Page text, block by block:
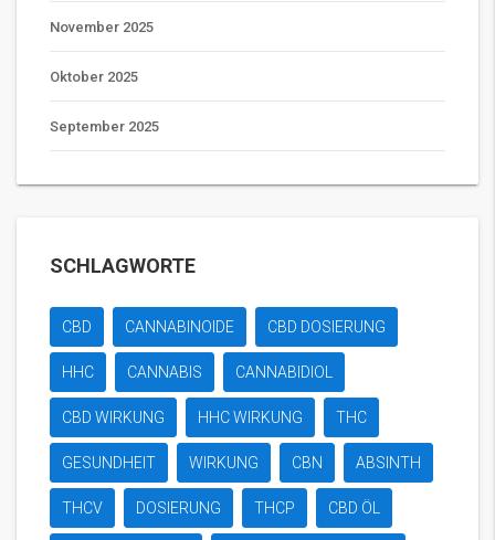
November 2025
Oktober 2025
September 2025
SCHLAGWORTE
CBD CANNABINOIDE CBD DOSIERUNG
HHC CANNABIS CANNABIDIOL
CBD WIRKUNG HHC WIRKUNG THC
GESUNDHEIT WIRKUNG CBN ABSINTH
THCV DOSIERUNG THCP CBD ÖL